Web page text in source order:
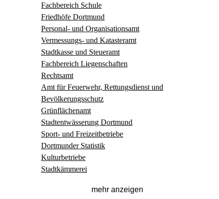
Fachbereich Schule
Friedhöfe Dortmund
Personal- und Organisationsamt
Vermessungs- und Katasteramt
Stadtkasse und Steueramt
Fachbereich Liegenschaften
Rechtsamt
Amt für Feuerwehr, Rettungsdienst und
Bevölkerungsschutz
Grünflächenamt
Stadtentwässerung Dortmund
Sport- und Freizeitbetriebe
Dortmunder Statistik
Kulturbetriebe
Stadtkämmerei
mehr anzeigen